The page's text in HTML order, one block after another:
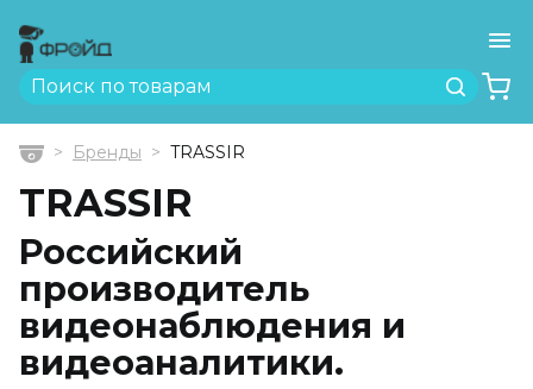
Найти
ГлавнаяБренды TRASSIR
TRASSIR
Российский
производитель
видеонаблюдения и
видеоаналитики.